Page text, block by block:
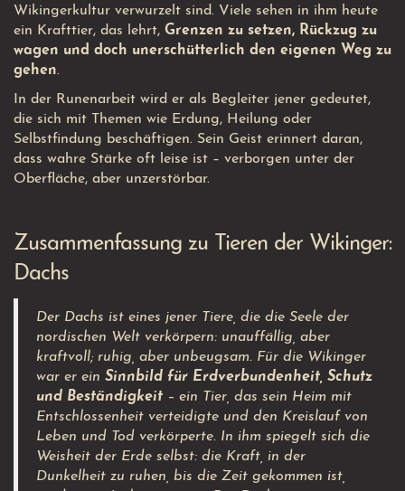
Wikingerkultur verwurzelt sind. Viele sehen in ihm heute
ein Krafttier, das lehrt, Grenzen zu setzen, Rückzug zu
wagen und doch unerschütterlich den eigenen Weg zu
gehen.
In der Runenarbeit wird er als Begleiter jener gedeutet,
die sich mit Themen wie Erdung, Heilung oder
Selbstfindung beschäftigen. Sein Geist erinnert daran,
dass wahre Stärke oft leise ist – verborgen unter der
Oberfläche, aber unzerstörbar.
Zusammenfassung zu Tieren der Wikinger:
Dachs
Der Dachs ist eines jener Tiere, die die Seele der
nordischen Welt verkörpern: unauffällig, aber
kraftvoll; ruhig, aber unbeugsam. Für die Wikinger
war er ein Sinnbild für Erdverbundenheit, Schutz
und Beständigkeit – ein Tier, das sein Heim mit
Entschlossenheit verteidigte und den Kreislauf von
Leben und Tod verkörperte. In ihm spiegelt sich die
Weisheit der Erde selbst: die Kraft, in der
Dunkelheit zu ruhen, bis die Zeit gekommen ist,